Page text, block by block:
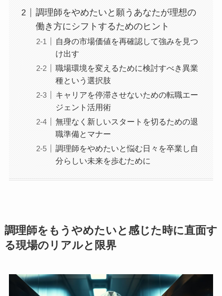
調理師をやめたいと願うあなたが理想の
働き方にシフトするためのヒント
自身の市場価値を再確認して強みを見つ
け出す
職場環境を変えるために検討すべき異業
種という選択肢
キャリアを停滞させないための転職エー
ジェント活用術
無理なく新しいスタートを切るための退
職準備とマナー
調理師をやめたいと悩む日々を卒業し自
分らしい未来を歩むために
調理師をもうやめたいと感じた時に直面す
る現場のリアルと限界